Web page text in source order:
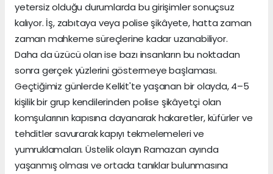
yetersiz olduğu durumlarda bu girişimler sonuçsuz
kalıyor. İş, zabıtaya veya polise şikâyete, hatta zaman
zaman mahkeme süreçlerine kadar uzanabiliyor.
Daha da üzücü olan ise bazı insanların bu noktadan
sonra gerçek yüzlerini göstermeye başlaması.
Geçtiğimiz günlerde Kelkit'te yaşanan bir olayda, 4–5
kişilik bir grup kendilerinden polise şikâyetçi olan
komşularının kapısına dayanarak hakaretler, küfürler ve
tehditler savurarak kapıyı tekmelemeleri ve
yumruklamaları. Üstelik olayın Ramazan ayında
yaşanmış olması ve ortada tanıklar bulunmasına